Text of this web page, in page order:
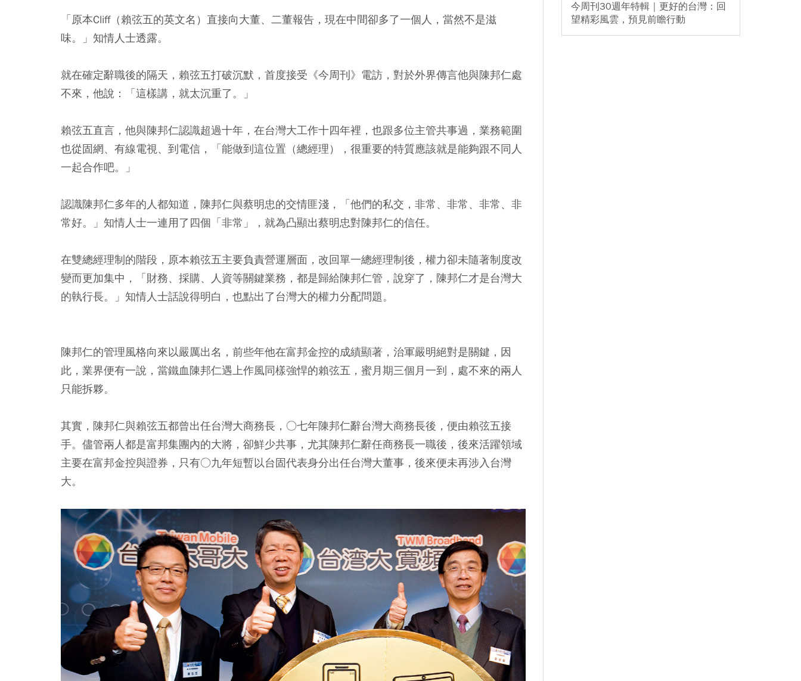
「原本Cliff（賴弦五的英文名）直接向大董、二董報告，現在中間卻多了一個人，當然不是滋
味。」知情人士透露。
就在確定辭職後的隔天，賴弦五打破沉默，首度接受《今周刊》電訪，對於外界傳言他與陳邦仁處
不來，他說：「這樣講，就太沉重了。」
賴弦五直言，他與陳邦仁認識超過十年，在台灣大工作十四年裡，也跟多位主管共事過，業務範圍
也從固網、有線電視、到電信，「能做到這位置（總經理），很重要的特質應該就是能夠跟不同人
一起合作吧。」
認識陳邦仁多年的人都知道，陳邦仁與蔡明忠的交情匪淺，「他們的私交，非常、非常、非常、非
常好。」知情人士一連用了四個「非常」，就為凸顯出蔡明忠對陳邦仁的信任。
在雙總經理制的階段，原本賴弦五主要負責營運層面，改回單一總經理制後，權力卻未隨著制度改
變而更加集中，「財務、採購、人資等關鍵業務，都是歸給陳邦仁管，說穿了，陳邦仁才是台灣大
的執行長。」知情人士話說得明白，也點出了台灣大的權力分配問題。
陳邦仁的管理風格向來以嚴厲出名，前些年他在富邦金控的成績顯著，治軍嚴明絕對是關鍵，因
此，業界便有一說，當鐵血陳邦仁遇上作風同樣強悍的賴弦五，蜜月期三個月一到，處不來的兩人
只能拆夥。
其實，陳邦仁與賴弦五都曾出任台灣大商務長，○七年陳邦仁辭台灣大商務長後，便由賴弦五接
手。儘管兩人都是富邦集團內的大將，卻鮮少共事，尤其陳邦仁辭任商務長一職後，後來活躍領域
主要在富邦金控與證券，只有○九年短暫以台固代表身分出任台灣大董事，後來便未再涉入台灣
大。
今周刊30週年特輯｜更好的台灣：回
望精彩風雲，預見前瞻行動